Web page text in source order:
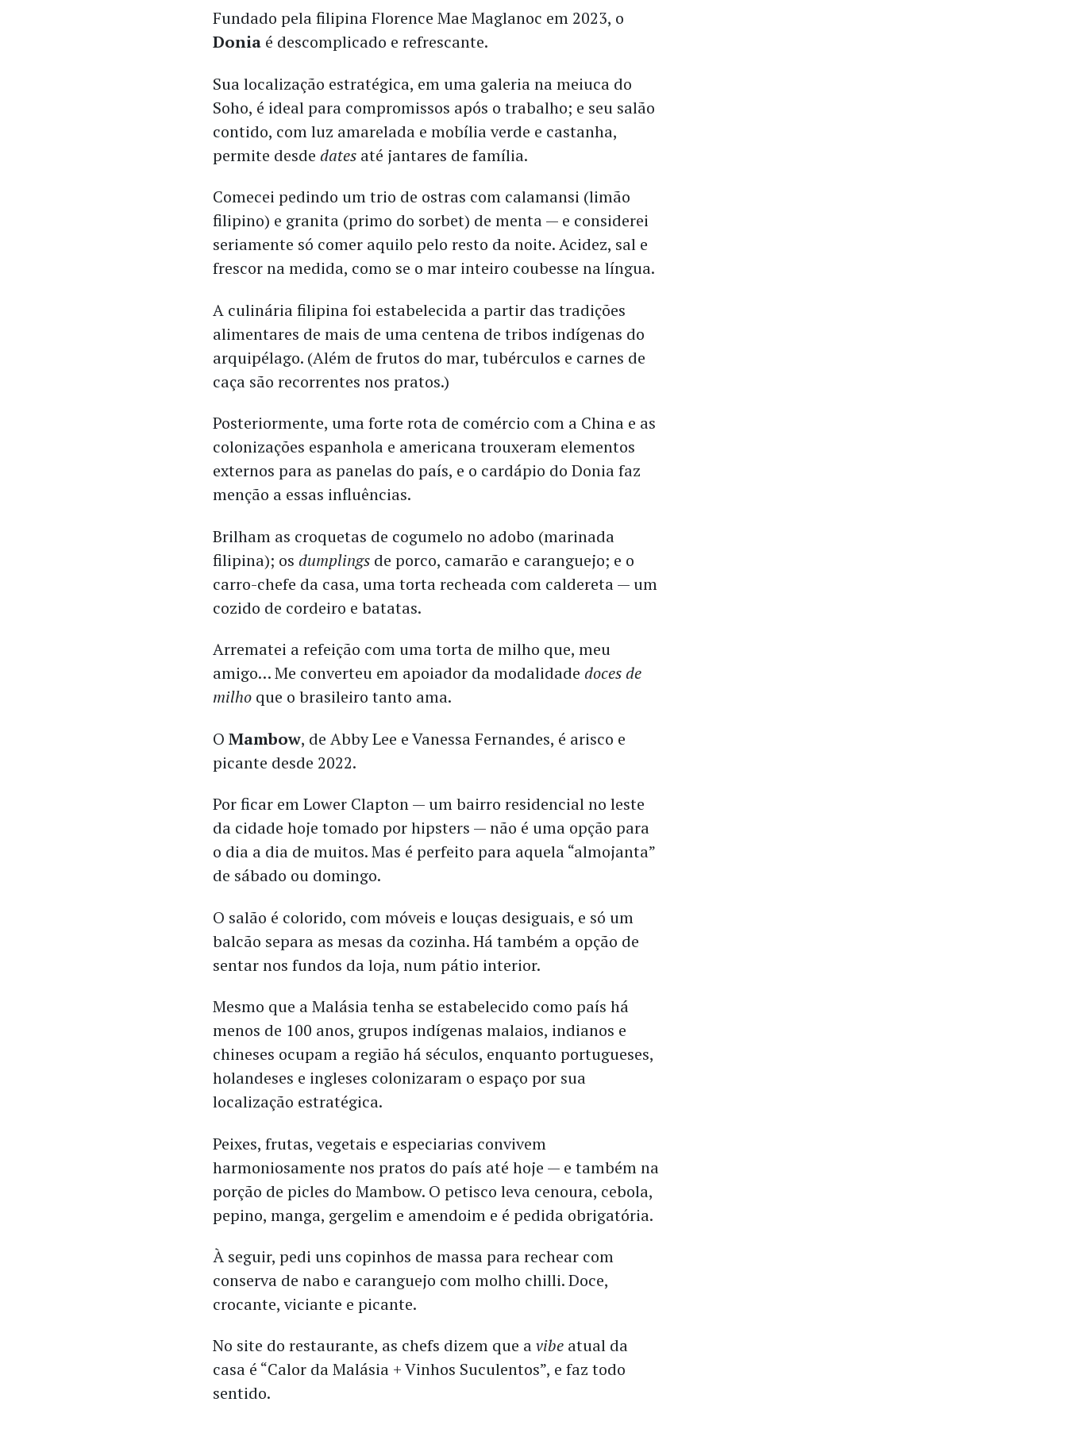
Fundado pela filipina Florence Mae Maglanoc em 2023, o
Donia é descomplicado e refrescante.
Sua localização estratégica, em uma galeria na meiuca do
Soho, é ideal para compromissos após o trabalho; e seu salão
contido, com luz amarelada e mobília verde e castanha,
permite desde dates até jantares de família.
Comecei pedindo um trio de ostras com calamansi (limão
filipino) e granita (primo do sorbet) de menta — e considerei
seriamente só comer aquilo pelo resto da noite. Acidez, sal e
frescor na medida, como se o mar inteiro coubesse na língua.
A culinária filipina foi estabelecida a partir das tradições
alimentares de mais de uma centena de tribos indígenas do
arquipélago. (Além de frutos do mar, tubérculos e carnes de
caça são recorrentes nos pratos.)
Posteriormente, uma forte rota de comércio com a China e as
colonizações espanhola e americana trouxeram elementos
externos para as panelas do país, e o cardápio do Donia faz
menção a essas influências.
Brilham as croquetas de cogumelo no adobo (marinada
filipina); os dumplings de porco, camarão e caranguejo; e o
carro-chefe da casa, uma torta recheada com caldereta — um
cozido de cordeiro e batatas.
Arrematei a refeição com uma torta de milho que, meu
amigo… Me converteu em apoiador da modalidade doces de
milho que o brasileiro tanto ama.
OMambow, de Abby Lee e Vanessa Fernandes, é arisco e
picante desde 2022.
Por ficar em Lower Clapton — um bairro residencial no leste
da cidade hoje tomado por hipsters — não é uma opção para
o dia a dia de muitos. Mas é perfeito para aquela “almojanta”
de sábado ou domingo.
O salão é colorido, com móveis e louças desiguais, e só um
balcão separa as mesas da cozinha. Há também a opção de
sentar nos fundos da loja, num pátio interior.
Mesmo que a Malásia tenha se estabelecido como país há
menos de 100 anos, grupos indígenas malaios, indianos e
chineses ocupam a região há séculos, enquanto portugueses,
holandeses e ingleses colonizaram o espaço por sua
localização estratégica.
Peixes, frutas, vegetais e especiarias convivem
harmoniosamente nos pratos do país até hoje — e também na
porção de picles do Mambow. O petisco leva cenoura, cebola,
pepino, manga, gergelim e amendoim e é pedida obrigatória.
À seguir, pedi uns copinhos de massa para rechear com
conserva de nabo e caranguejo com molho chilli. Doce,
crocante, viciante e picante.
No site do restaurante, as chefs dizem que avibe atual da
casa é “Calor da Malásia + Vinhos Suculentos”, e faz todo
sentido.